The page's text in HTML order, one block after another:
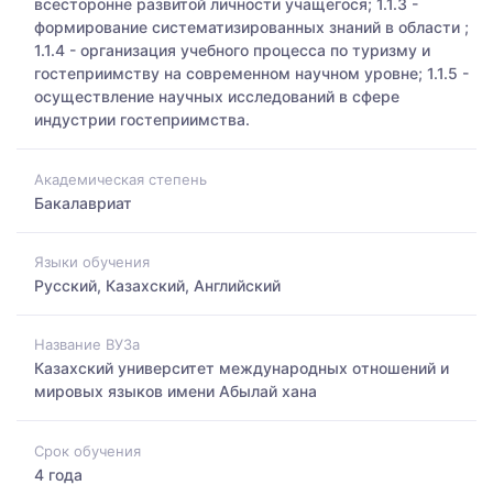
всесторонне развитой личности учащегося; 1.1.3 -
формирование систематизированных знаний в области ;
1.1.4 - организация учебного процесса по туризму и
гостеприимству на современном научном уровне; 1.1.5 -
осуществление научных исследований в сфере
индустрии гостеприимства.
Академическая степень
Бакалавриат
Языки обучения
Русский, Казахский, Английский
Название ВУЗа
Казахский университет международных отношений и
мировых языков имени Абылай хана
Срок обучения
4 года